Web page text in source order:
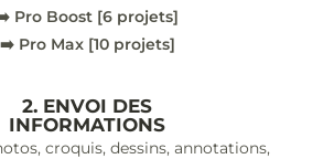
Pro Boost [6 projets]
➡️ Pro Max [10 projets]
2. ENVOI DES
INFORMATIONS
croquis, dessins, annotations,